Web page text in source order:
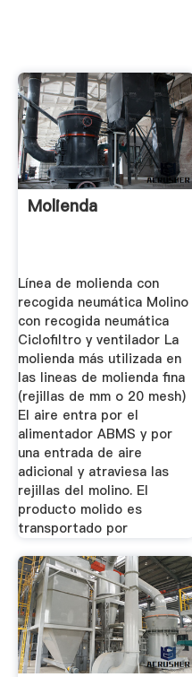
Molienda
Línea de molienda con
recogida neumática Molino
con recogida neumática
Cicloﬁltro y ventilador La
molienda más utilizada en
las lineas de molienda ﬁna
(rejillas de mm o 20 mesh)
El aire entra por el
alimentador ABMS y por
una entrada de aire
adicional y atraviesa las
rejillas del molino. El
producto molido es
transportado por